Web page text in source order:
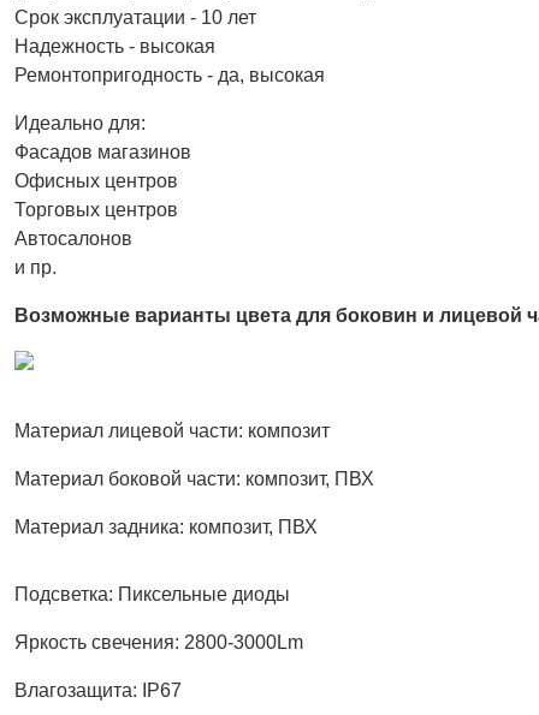
Срок эксплуатации - 10 лет
Надежность - высокая
Ремонтопригодность - да, высокая
Идеально для:
Фасадов магазинов
Офисных центров
Торговых центров
Автосалонов
и пр.
Возможные варианты цвета для боковин и лицевой
Материал лицевой части: композит
Материал боковой части: композит, ПВХ
Материал задника: композит, ПВХ
Подсветка: Пиксельные диоды
Яркость свечения: 2800-3000Lm
Влагозащита: IP67